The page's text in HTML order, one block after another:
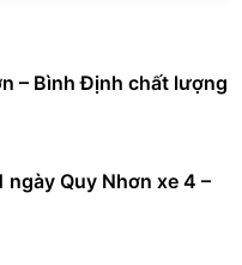
– Bình Định chất lượng
ngày Quy Nhơn xe 4 –